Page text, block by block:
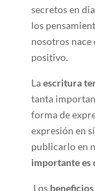
secretos en
los
nosotros nace
positivo.
Laescritura
tanta
forma de
expresión en
publicarlo en
importante es
Los beneficios